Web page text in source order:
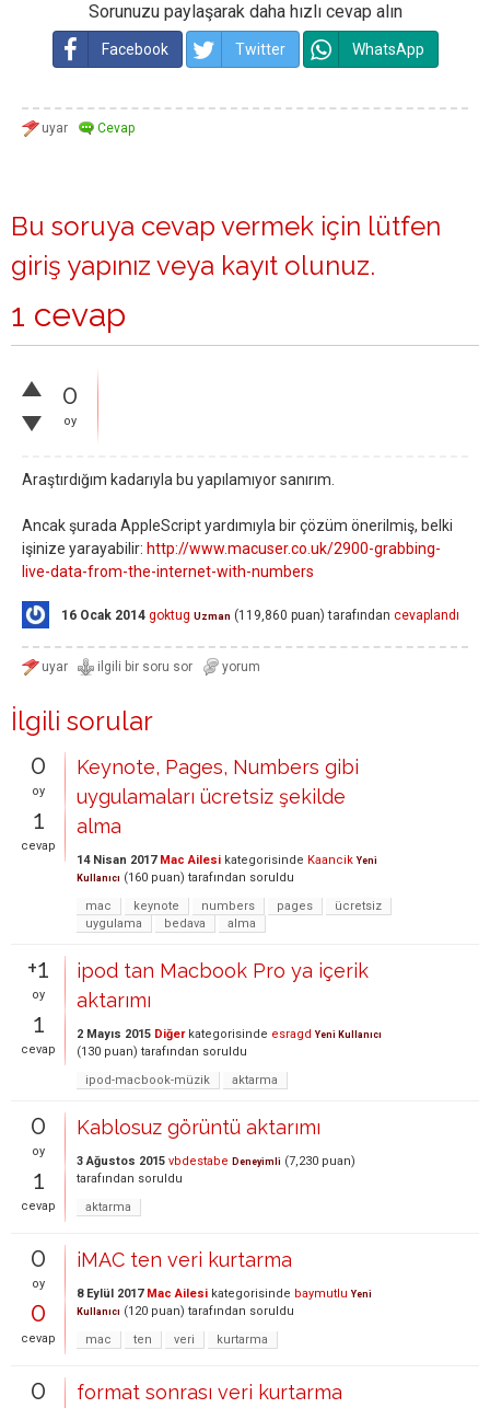
Sorunuzu paylaşarak daha hızlı cevap alın
Facebook Twitter WhatsApp
Bu soruya cevap vermek için lütfen
giriş yapınız veya kayıt olunuz.
1 cevap
0
oy
Araştırdığım kadarıyla bu yapılamıyor sanırım.
Ancak şurada AppleScript yardımıyla bir çözüm önerilmiş, belki
işinize yarayabilir: http://www.macuser.co.uk/2900-grabbing-
live-data-from-the-internet-with-numbers
16 Ocak 2014 goktug Uzman (119,860 puan) tarafından cevaplandı
İlgili sorular
0
oy
1
cevap
Keynote, Pages, Numbers gibi
uygulamaları ücretsiz şekilde
alma
14 Nisan 2017 Mac Ailesi kategorisinde Kaancik Yeni
Kullanıcı (160 puan) tarafından soruldu
mac
keynote numbers pages
ücretsiz
uygulama
bedava alma
+1
oy
1
cevap
ipod tan Macbook Pro ya içerik
aktarımı
2 Mayıs 2015 Diğerkategorisinde esragd Yeni Kullanıcı
(130 puan) tarafından soruldu
ipod-macbook-müzik
aktarma
0
oy
1
cevap
Kablosuz görüntü aktarımı
3 Ağustos 2015 vbdestabe Deneyimli (7,230 puan)
tarafından soruldu
aktarma
0
oy
0
cevap
iMAC ten veri kurtarma
8 Eylül 2017 Mac Ailesi kategorisinde baymutlu Yeni
Kullanıcı (120 puan) tarafından soruldu
mac
ten veri kurtarma
0 format sonrası veri kurtarma